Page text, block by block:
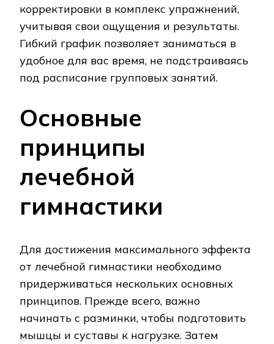
корректировки в комплекс упражнений,
учитывая свои ощущения и результаты.
Гибкий график позволяет заниматься в
удобное для вас время, не подстраиваясь
под расписание групповых занятий.
Основные
принципы
лечебной
гимнастики
Для достижения максимального эффекта
от лечебной гимнастики необходимо
придерживаться нескольких основных
принципов. Прежде всего, важно
начинать с разминки, чтобы подготовить
мышцы и суставы к нагрузке. Затем